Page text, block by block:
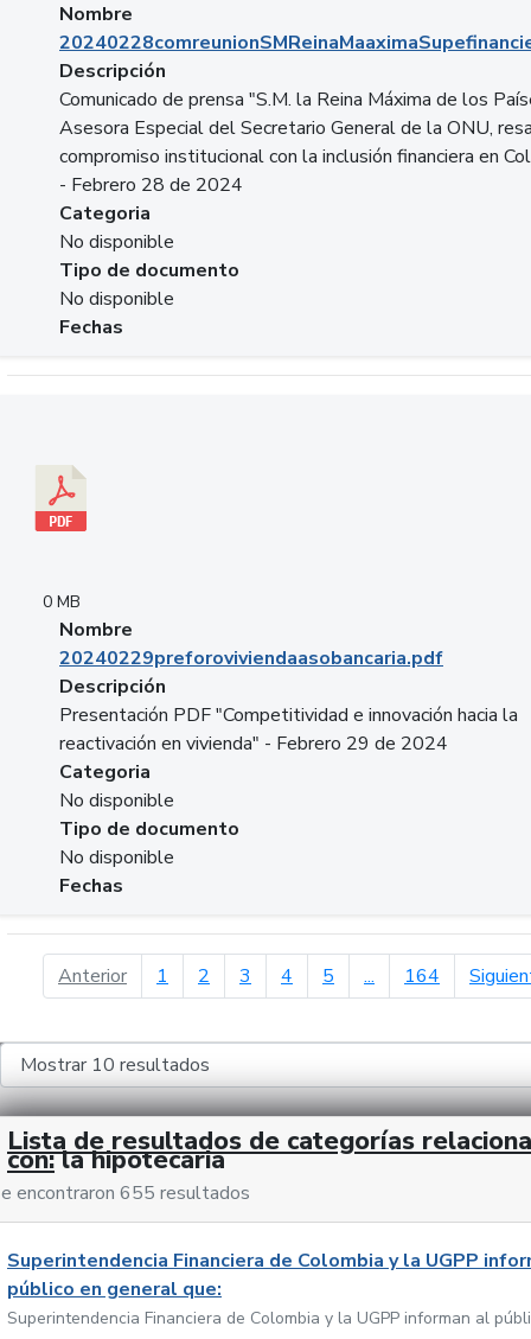
Nombre
Descripción
Comunicado de prensa "S.M. la Reina Máxima de los
Asesora Especial del Secretario General de la ONU,
compromiso institucional con la inclusión financiera en
- Febrero 28 de 2024
Categoria
No disponible
Tipo de documento
No disponible
Fechas
0 MB
Nombre
20240229preforoviviendaasobancaria.pdf
Descripción
Presentación PDF "Competitividad e innovación hacia la
reactivación en vivienda" - Febrero 29 de 2024
Categoria
No disponible
Tipo de documento
No disponible
Fechas
Anteriorpágina anterior
1 2 3 4 5 ... 164
Lista de resultados de categorías
con: la hipotecaria
encontraron 655 resultados
Superintendencia Financiera de Colombia y la UGPP
público en general que:
Superintendencia Financiera de Colombia y la UGPP informan al